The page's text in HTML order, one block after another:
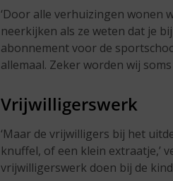
‘Door alle verhuizingen wonen
neerkijken als ze weten dat je
abonnement voor de
allemaal. Zeker worden wij
Vrijwilligerswerk
‘Maar de vrijwilligers bij het
knuffel, of een klein extraatje,’
vrijwilligerswerk doen bij de